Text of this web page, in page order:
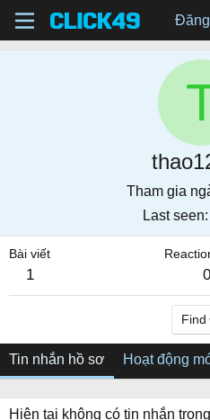
Tham gia
Last seen
Bài viết
1 0
Find
Tin nhắn hồ sơ Hoạt động
Hiện tại không có tin nhắn